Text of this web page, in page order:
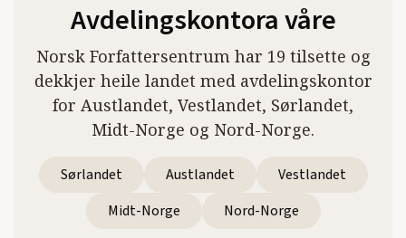
Avdelingskontora våre
Norsk Forfattersentrum har 19 tilsette og
dekkjer heile landet med avdelingskontor
for Austlandet, Vestlandet, Sørlandet,
Midt-Norge og Nord-Norge.
Sørlandet Austlandet
Vestlandet
Midt-Norge
Nord-Norge